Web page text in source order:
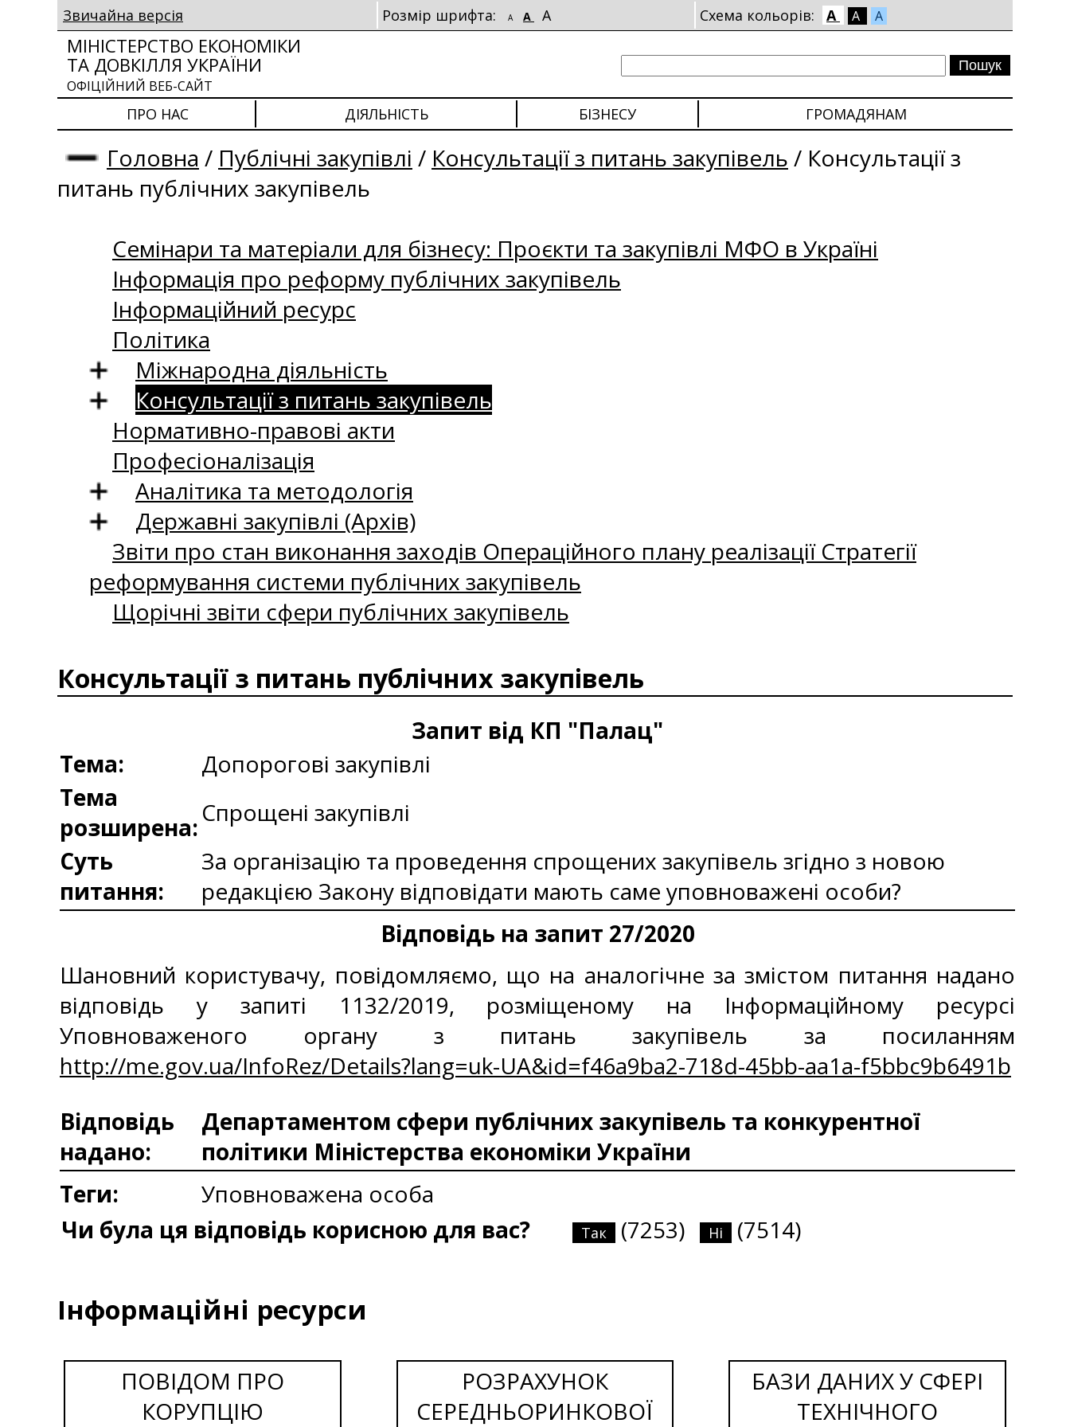
Звичайна версія Розмір шрифта: A A A Схема кольорів: A A A
МІНІСТЕРСТВО ЕКОНОМІКИ
ТА ДОВКІЛЛЯ УКРАЇНИ
ОФІЦІЙНИЙ ВЕБ-САЙТ
ПРО НАС ДІЯЛЬНІСТЬ БІЗНЕСУ ГРОМАДЯНАМ
Головна / Публічні закупівлі / Консультації з питань закупівель / Консультації з
питань публічних закупівель
Семінари та матеріали для бізнесу: Проєкти та закупівлі МФО в Україні
Інформація про реформу публічних закупівель
Інформаційний ресурс
Політика
Міжнародна діяльність
Консультації з питань закупівель
Нормативно-правові акти
Професіоналізація
Аналітика та методологія
Державні закупівлі (Архів)
Звіти про стан виконання заходів Операційного плану реалізації Стратегії
реформування системи публічних закупівель
Щорічні звіти сфери публічних закупівель
Консультації з питань публічних закупівель
Запит від КП "Палац"
Тема:
Допорогові закупівлі
Тема
розширена:Спрощені закупівлі
Суть
питання:
За організацію та проведення спрощених закупівель згідно з новою
редакцією Закону відповідати мають саме уповноважені особи?
Відповідь на запит 27/2020
Шановний користувачу, повідомляємо, що на аналогічне за змістом питання надано
відповідь у запиті 1132/2019, розміщеному на Інформаційному ресурсі
Уповноваженого органу з питань закупівель за посиланням
http://me.gov.ua/InfoRez/Details?lang=uk-UA&id=f46a9ba2-718d-45bb-aa1a-f5bbc9b6491b
Відповідь
надано:
Департаментом сфери публічних закупівель та конкурентної
політики Міністерства економіки України
Теги:
Уповноважена особа
Чи була ця відповідь корисною для вас?
Так (7253) Ні (7514)
Інформаційні ресурси
ПОВІДОМ ПРО
КОРУПЦІЮ
РОЗРАХУНОК
СЕРЕДНЬОРИНКОВОЇ
БАЗИ ДАНИХ У СФЕРІ
ТЕХНІЧНОГО